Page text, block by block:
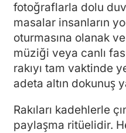
fotoğraflarla dolu
masalar insanların
oturmasına olanak
müziği veya canlı
rakıyı tam vaktinde
adeta altın dokunuş
Rakıları kadehlerle
paylaşma ritüelidir.